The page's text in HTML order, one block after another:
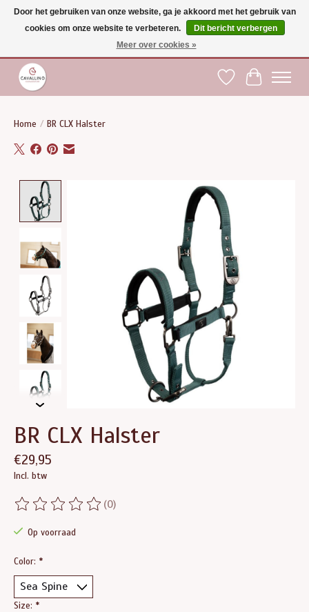
Gratis verzending vanaf €75 binnen BE - vanaf €100 naar EU | Voor 17:00 besteld is
dezelfde dag verzonden | Klantendienst: +32 (0)51 21 27 00 |
Verlanglijst
Home / BR CLX Halster
Product image slideshow Items
BR CLX Halster
€29,95
Incl. btw
De beoordeling van dit product is
(0)
Op voorraad
Color: *
Size: *
Door het gebruiken van onze website, ga je akkoord met het gebruik van
cookies om onze website te verbeteren.
Dit bericht verbergen
Meer over cookies »